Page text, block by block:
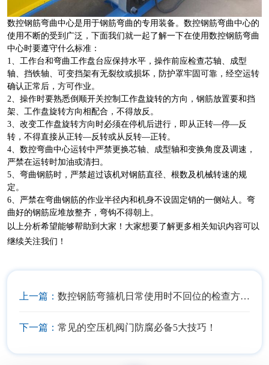
数控钢筋弯曲中心是用于钢筋弯曲的专用装备。数控钢筋弯曲中心的
使用不断的受到广泛，下面我们就一起了解一下在使用数控钢筋弯曲
中心时要遵守什么标准：
1、工作台和弯曲工作盘台应保持水平，操作前应检查芯轴、成型
轴、挡铁轴、可变挡架有无裂纹或损坏，防护罩牢固可靠，经空运转
确认正常后，方可作业。
2、操作时要熟悉倒顺开关控制工作盘旋转的方向，钢筋放置要和挡
架、工作盘旋转方向相配合，不得放反。
3、改变工作盘旋转方向时必须在停机后进行，即从正转—停—反
转，不得直接从正转—反转或从反转—正转。
4、数控弯曲中心运转中严禁更换芯轴、成型轴和变换角度及调速，
严禁在运转时加油或清扫。
5、弯曲钢筋时，严禁超过该机对钢筋直径、根数及机械转速的规
定。
6、严禁在弯曲钢筋的作业半径内和机身不设固定销的一侧站人。弯
曲好的钢筋应堆放整齐，弯钩不得朝上。
以上分析希望能够帮助到大家！大家想要了解更多相关知识内容可以
继续关注我们！
上一篇： 数控钢筋弯箍机日常使用时不回位的检查方法！
下一篇： 常见的空压机阀门防腐必备5大技巧！